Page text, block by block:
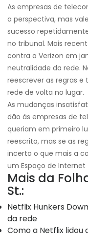
As empresas de
a perspectiva, mas
sucesso
no tribunal. Mais
contra a Verizon em
neutralidade da rede.
reescrever as regras
rede de volta no lugar.
As mudanças
dão às empresas de
queriam em primeiro
reescrita, mas se as
incerto o que mais a
um Espaço de
Mais da
St.:
Netflix Hunkers
da rede
Como a Netflix